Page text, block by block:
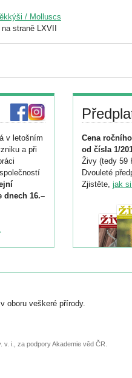
/ Molluscs
na straně LXVII
v letošním
a při
dnech 16.–
nebo
Cena
od čísla 1/
Živy (tedy 59
Dvouleté
Zjistěte, jak
oboru veškeré přírody.
i., za podpory Akademie věd ČR.